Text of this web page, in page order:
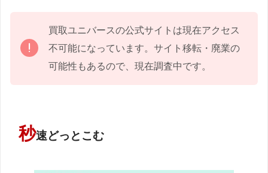
買取ユニバースの公式サイトは現在アクセス
不可能になっています。サイト移転・廃業の
可能性もあるので、現在調査中です。
秒速どっとこむ